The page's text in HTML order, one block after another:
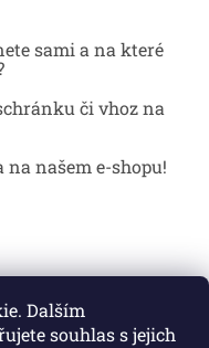
Dalším
souhlas s jejich
sami a na které
či vhoz na
našem e-shopu!
Dveře